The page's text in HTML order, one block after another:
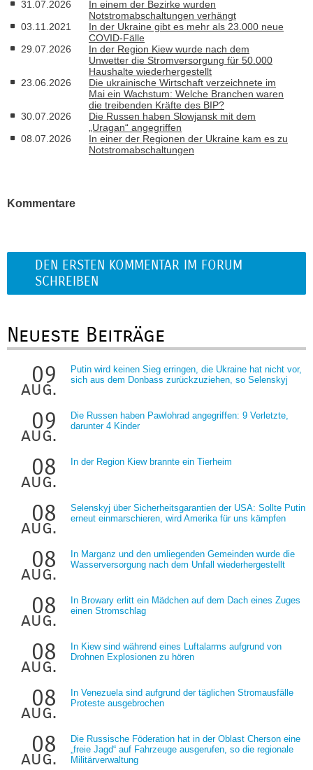
31.07.2026
In einem der Bezirke wurden
Notstromabschaltungen verhängt
03.11.2021
In der Ukraine gibt es mehr als 23.000 neue
COVID-Fälle
29.07.2026
In der Region Kiew wurde nach dem
Unwetter die Stromversorgung für 50.000
Haushalte wiederhergestellt
23.06.2026
Die ukrainische Wirtschaft verzeichnete im
Mai ein Wachstum: Welche Branchen waren
die treibenden Kräfte des BIP?
30.07.2026
Die Russen haben Slowjansk mit dem
„Uragan“ angegriffen
08.07.2026
In einer der Regionen der Ukraine kam es zu
Notstromabschaltungen
Kommentare
DEN ERSTEN KOMMENTAR IM FORUM
SCHREIBEN
Neueste Beiträge
09
aug.
Putin wird keinen Sieg erringen, die Ukraine hat nicht vor,
sich aus dem Donbass zurückzuziehen, so Selenskyj
09
aug.
Die Russen haben Pawlohrad angegriffen: 9 Verletzte,
darunter 4 Kinder
08
aug.
In der Region Kiew brannte ein Tierheim
08
aug.
Selenskyj über Sicherheitsgarantien der USA: Sollte Putin
erneut einmarschieren, wird Amerika für uns kämpfen
08
aug.
In Marganz und den umliegenden Gemeinden wurde die
Wasserversorgung nach dem Unfall wiederhergestellt
08
aug.
In Browary erlitt ein Mädchen auf dem Dach eines Zuges
einen Stromschlag
08
aug.
In Kiew sind während eines Luftalarms aufgrund von
Drohnen Explosionen zu hören
08
aug.
In Venezuela sind aufgrund der täglichen Stromausfälle
Proteste ausgebrochen
08
aug.
Die Russische Föderation hat in der Oblast Cherson eine
„freie Jagd“ auf Fahrzeuge ausgerufen, so die regionale
Militärverwaltung